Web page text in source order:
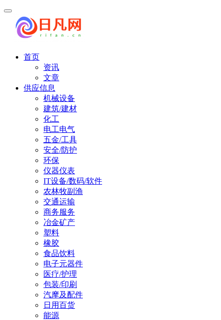
首页
资讯
文章
供应信息
机械设备
建筑/建材
化工
电工电气
五金/工具
安全/防护
环保
仪器仪表
IT设备/数码/软件
农林牧副渔
交通运输
商务服务
冶金矿产
塑料
橡胶
食品饮料
电子元器件
医疗/护理
包装/印刷
汽摩及配件
日用百货
能源